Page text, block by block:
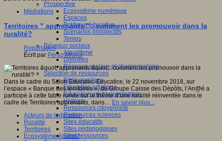
Prospective
Ecosystème numérique
Espaces
Politique éducative
Scénarios prospectifs
Temps
Réseaux sociaux
Algorithme
Données
Réseaux sociaux et champ scolaire
Sélection de ressources
Bibliographies
Education artistique
Education environnementale
Histoire
Ressources citoyenneté
Ressources sciences
Sites éducatifs
Sites pédagogiques
Sites ressources
Médiations
Territoires " apprenants " : comment les promouvoir dans la
ruralité?
Reportages
Écrit par Pérez Michel
Dans le cadre du Salon Educatec-Educatice, le 22 novembre 2018, sur
l’espace « Banque des territoires », du Groupe Caisse des Dépôts, l’An@é a
participé à cette table ronde sur le thème d’une ruralité réinventée dans le
cadre de Territoires apprenants, dans… En savoir plus...
Acteurs de leducation
Ruralité
Territoires
Ecosystème éducatif